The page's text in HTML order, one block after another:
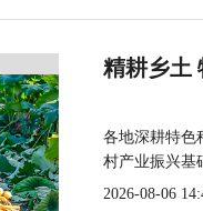
精耕乡土
各地深耕特色
村产业振兴基
2026-08-06